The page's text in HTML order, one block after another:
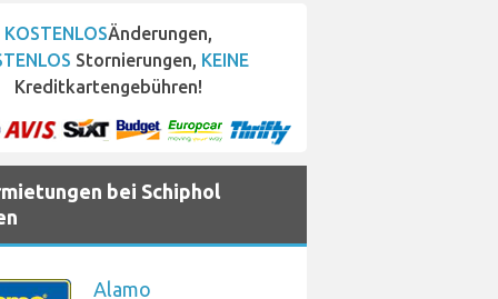
KOSTENLOSÄnderungen,
Stornierungen, KEINE
Kreditkartengebühren!
bei Schiphol
Alamo